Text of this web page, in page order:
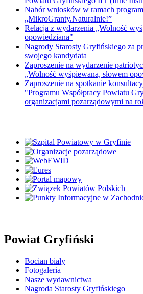
Nabór wniosków w ramach
„MikroGranty.Naturalnie!”
Relacja z wydarzenia „Wolność
opowiedziana"
Nagrody Starosty Gryfińskiego za
swojego kandydata
Zaproszenie na wydarzenie
„Wolność wyśpiewana, słowem
Zaproszenie na spotkanie
"Programu Współpracy Powiatu
organizacjami pozarządowymi na
Powiat Gryfiński
Bocian biały
Fotogaleria
Nasze wydawnictwa
Nagroda Starosty Gryfińskiego